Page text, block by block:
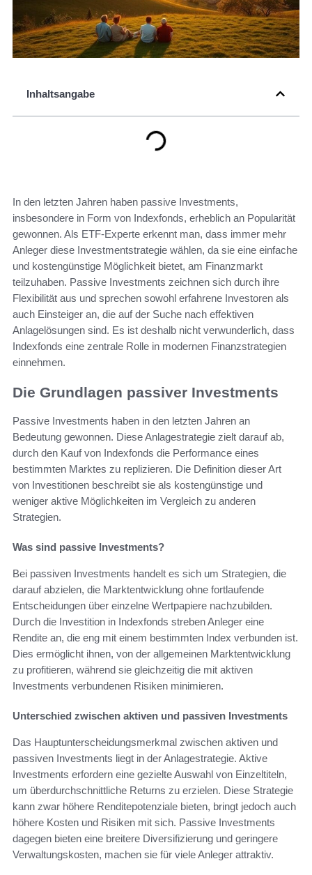
Inhaltsangabe
In den letzten Jahren haben passive Investments,
insbesondere in Form von Indexfonds, erheblich an Popularität
gewonnen. Als ETF-Experte erkennt man, dass immer mehr
Anleger diese Investmentstrategie wählen, da sie eine einfache
und kostengünstige Möglichkeit bietet, am Finanzmarkt
teilzuhaben. Passive Investments zeichnen sich durch ihre
Flexibilität aus und sprechen sowohl erfahrene Investoren als
auch Einsteiger an, die auf der Suche nach effektiven
Anlagelösungen sind. Es ist deshalb nicht verwunderlich, dass
Indexfonds eine zentrale Rolle in modernen Finanzstrategien
einnehmen.
Die Grundlagen passiver Investments
Passive Investments haben in den letzten Jahren an
Bedeutung gewonnen. Diese Anlagestrategie zielt darauf ab,
durch den Kauf von Indexfonds die Performance eines
bestimmten Marktes zu replizieren. Die Definition dieser Art
von Investitionen beschreibt sie als kostengünstige und
weniger aktive Möglichkeiten im Vergleich zu anderen
Strategien.
Was sind passive Investments?
Bei passiven Investments handelt es sich um Strategien, die
darauf abzielen, die Marktentwicklung ohne fortlaufende
Entscheidungen über einzelne Wertpapiere nachzubilden.
Durch die Investition in Indexfonds streben Anleger eine
Rendite an, die eng mit einem bestimmten Index verbunden ist.
Dies ermöglicht ihnen, von der allgemeinen Marktentwicklung
zu profitieren, während sie gleichzeitig die mit aktiven
Investments verbundenen Risiken minimieren.
Unterschied zwischen aktiven und passiven Investments
Das Hauptunterscheidungsmerkmal zwischen aktiven und
passiven Investments liegt in der Anlagestrategie. Aktive
Investments erfordern eine gezielte Auswahl von Einzeltiteln,
um überdurchschnittliche Returns zu erzielen. Diese Strategie
kann zwar höhere Renditepotenziale bieten, bringt jedoch auch
höhere Kosten und Risiken mit sich. Passive Investments
dagegen bieten eine breitere Diversifizierung und geringere
Verwaltungskosten, machen sie für viele Anleger attraktiv.